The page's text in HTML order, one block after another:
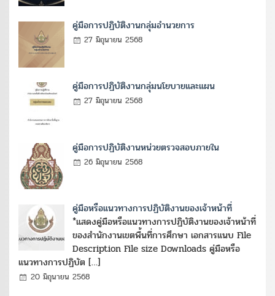
คู่มือการปฏิบัติงานกลุ่มอำนวยการ
27 มิถุนายน 2568
คู่มือการปฏิบัติงานกลุ่มนโยบายและแผน
27 มิถุนายน 2568
คู่มือการปฏิบัติงานหน่วยตรวจสอบภายใน
26 มิถุนายน 2568
คู่มือหรือแนวทางการปฏิบัติงานของเจ้าหน้าที่
*แสดงคู่มือหรือแนวทางการปฏิบัติงานของเจ้าหน้าที่
ของสำนักงานเขตพื้นที่การศึกษา เอกสารแนบ File
Description File size Downloads คู่มือหรือ
แนวทางการปฏิบัต […]
20 มิถุนายน 2568